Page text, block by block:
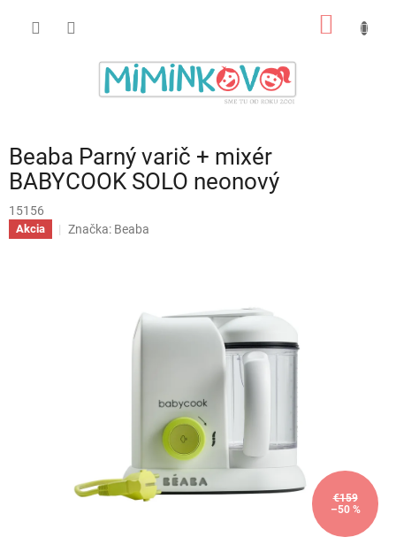
Beaba Parný varič + mixér
BABYCOOK SOLO neonový
15156
Akcia Značka: Beaba
€159
–50 %